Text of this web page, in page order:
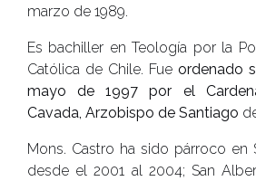
marzo de 1989.
Es bachiller en Teología por la
Católica de Chile. Fue ordenado
mayo de 1997 por el
Cavada, Arzobispo de Santiago
Mons. Castro ha sido párroco en
desde el 2001 al 2004; San